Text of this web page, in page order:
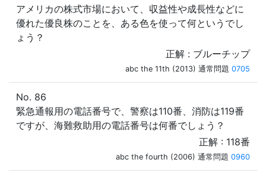
アメリカの株式市場において、収益性や成長性などに
優れた優良株のことを、ある色を使って何というでし
ょう？
正解 : ブルーチップ
abc the 11th (2013) 通常問題 0705
No. 86
緊急通報用の電話番号で、警察は110番、消防は119番
ですが、海難救助用の電話番号は何番でしょう？
正解 : 118番
abc the fourth (2006) 通常問題 0960